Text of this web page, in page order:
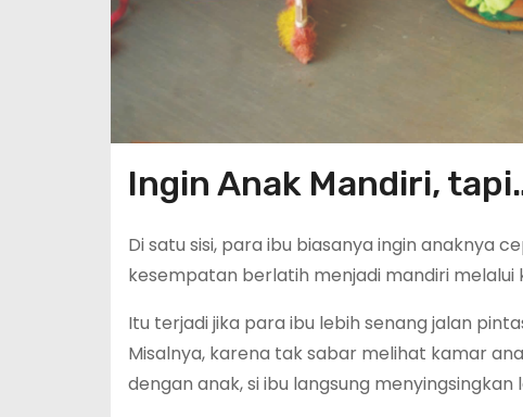
Ingin Anak Mandiri,
Di satu sisi, para ibu biasanya ingin anaknya
kesempatan berlatih menjadi mandiri
Itu terjadi jika para ibu lebih senang jalan
Misalnya, karena tak sabar melihat kamar
dengan anak, si ibu langsung